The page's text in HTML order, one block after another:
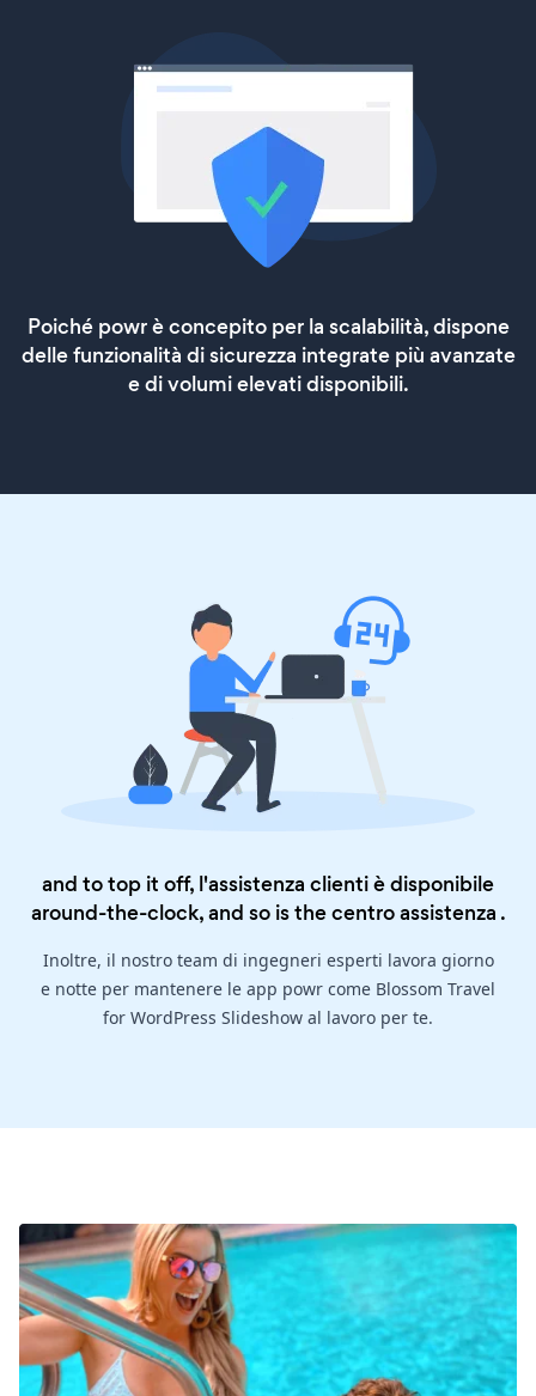
Poiché powr è concepito per la scalabilità, dispone
delle funzionalità di sicurezza integrate più avanzate
e di volumi elevati disponibili.
and to top it off, l'assistenza clienti è disponibile
around-the-clock, and so is thecentro assistenza .
Inoltre, il nostro team di ingegneri esperti lavora giorno
e notte per mantenere le app powr come Blossom Travel
for WordPress Slideshow al lavoro per te.